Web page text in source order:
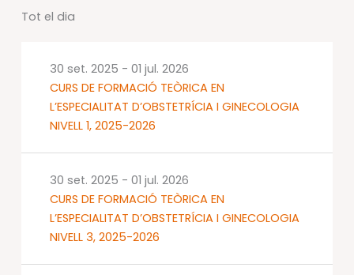
juny
una
Tot el dia
CURS DE FORMACIÓ TEÒRICA EN
L’ESPECIALITAT D’OBSTETRÍCIA I GINECOLOGIA
NIVELL 1, 2025-2026
30 set. 2025 - 01 jul. 2026
CURS DE FORMACIÓ TEÒRICA EN
L’ESPECIALITAT D’OBSTETRÍCIA I GINECOLOGIA
NIVELL 3, 2025-2026
30 set. 2025 - 01 jul. 2026